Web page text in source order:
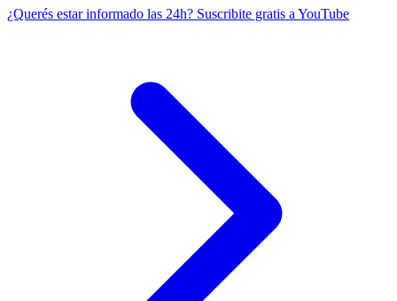
¿Querés estar informado las 24h? Suscribite gratis a YouTube